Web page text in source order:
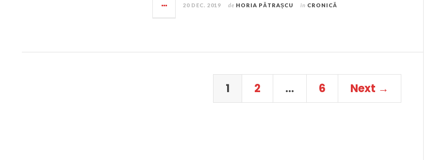
20 DEC. 2019 de HORIA PĂTRAȘCU în CRONICĂ
1 2 … 6 Next →